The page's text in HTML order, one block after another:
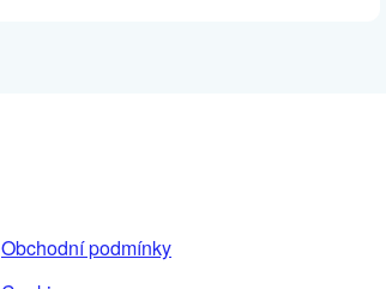
Obchodní podmínky